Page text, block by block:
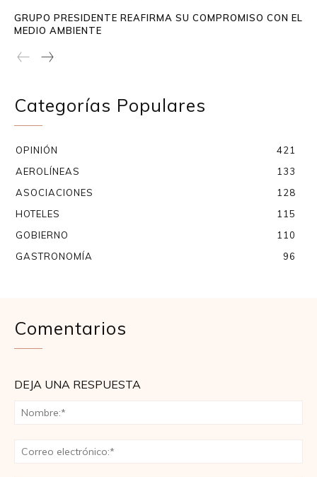
GRUPO PRESIDENTE REAFIRMA SU COMPROMISO CON EL
MEDIO AMBIENTE
Categorías Populares
OPINIÓN
421
AEROLÍNEAS
133
ASOCIACIONES
128
HOTELES
115
GOBIERNO
110
GASTRONOMÍA
96
Comentarios
DEJA UNA RESPUESTA